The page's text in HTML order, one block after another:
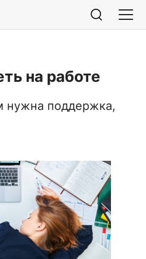
на работе
нужна поддержка,